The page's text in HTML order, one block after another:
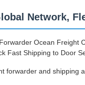
Network,
Ocean Freight
Fast Shipping to Door
forwarder and shipping